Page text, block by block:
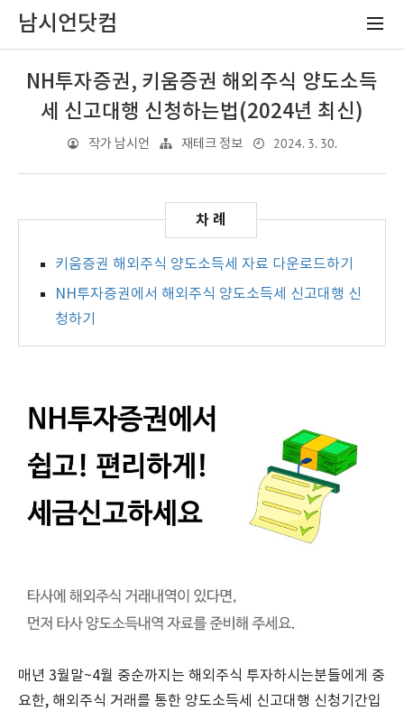
남시언닷컴
NH투자증권, 키움증권 해외주식 양도소득
세 신고대행 신청하는법(2024년 최신)
작가 남시언 재테크 정보 2024. 3. 30.
키움증권 해외주식 양도소득세 자료 다운로드하기
NH투자증권에서 해외주식 양도소득세 신고대행 신
청하기
매년 3월말~4월 중순까지는 해외주식 투자하시는분들에게 중
요한, 해외주식 거래를 통한 양도소득세 신고대행 신청기간입